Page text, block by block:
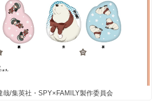
哉/集英社・SPY×FAMILY製作委員会